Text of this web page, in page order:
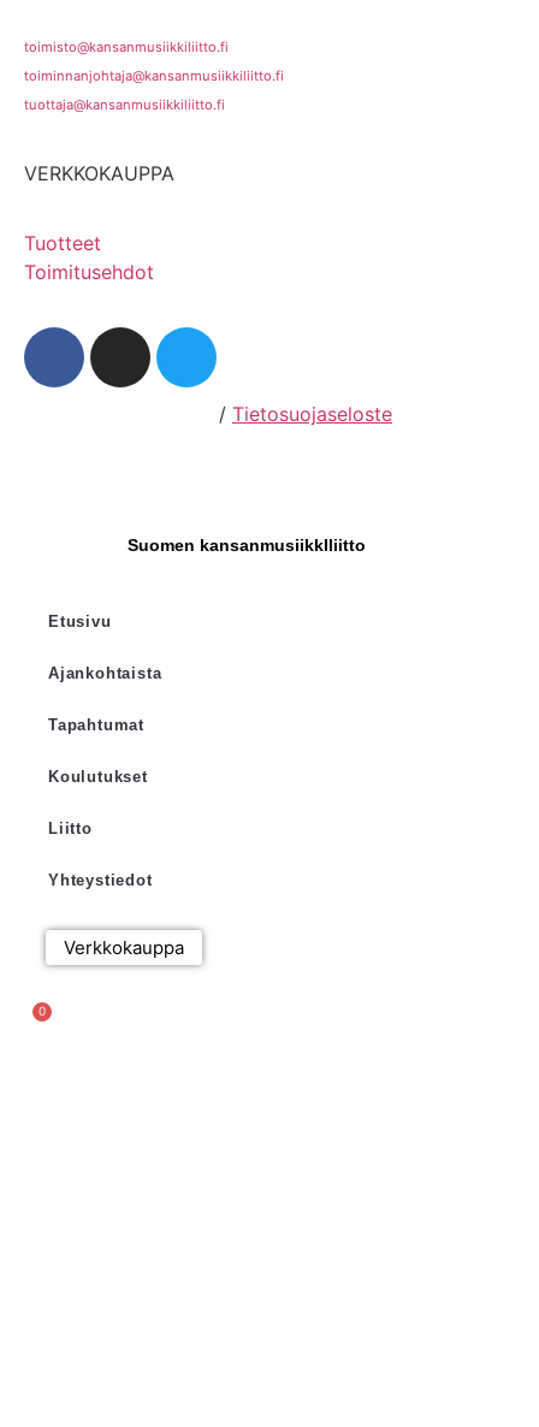
toimisto@kansanmusiikkiliitto.fi
toiminnanjohtaja@kansanmusiikkiliitto.fi
tuottaja@kansanmusiikkiliitto.fi
VERKKOKAUPPA
Tuotteet
Toimitusehdot
/ Tietosuojaseloste
Suomen kansanmusiikkIliitto
Etusivu
Ajankohtaista
Tapahtumat
Koulutukset
Liitto
Yhteystiedot
Verkkokauppa
0